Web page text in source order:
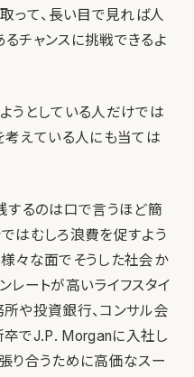
取って、長い目で見れば人
チャンスに挑戦できるよ
うとしている人だけでは
考えている人にも当ては
するのは口で言うほど簡
はむしろ浪費を促すよう
々な面でそうした社会か
レートが高いライフスタイ
や投資銀行、コンサル会
卒でJ.P. Morganに入社し
り合うために高価なスー